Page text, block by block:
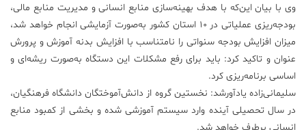
عکس
پادکست
فرهنگی
وی با بیان این‌که با هدف بهینه‌سازی منابع انسانی و مدیریت منابع مالی،
بودجه‌ریزی عملیاتی در ۱۰ استان کشور به‌صورت آزمایشی انجام خواهد شد،
میزان افزایش بودجه سنواتی را نامتناسب با افزایش بدنه آموزش و پرورش
عنوان و تاکید کرد: باید برای رفع مشکلات این دستگاه به‌صورت ریشه‌ای و
اساسی برنامه‌ریزی کرد.
سلیمانی‌زاده یادآورشد: نخستین گروه از دانش‌آموختگان دانشگاه فرهنگیان،
در سال تحصیلی آینده وارد سیستم آموزشی شده و بخشی از کمبود منابع
انسانی برطرف خواهد شد.